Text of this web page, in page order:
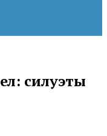
силуэты